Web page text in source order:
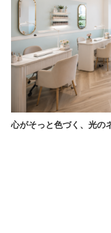
心がそっと色づく、光の